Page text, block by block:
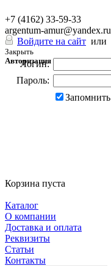
+7 (4162) 33-59-33
argentum-amur@yandex.ru
Войдите на сайт или
Закрыть
Авторизация
Логин:
Пароль:
Запомнить
Корзина пуста
Каталог
О компании
Доставка и оплата
Реквизиты
Статьи
Контакты